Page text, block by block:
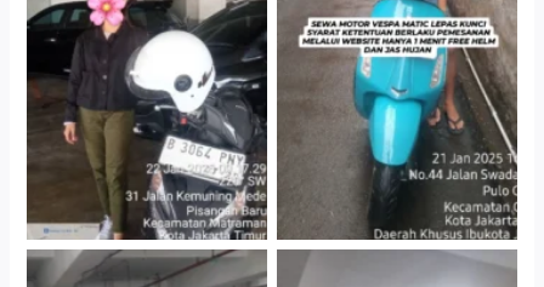
Cityplaza Jatinegara
Gedung Parkir P6A
Antar Jemput Kendaraan